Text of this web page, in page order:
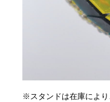
※スタンドは在庫により